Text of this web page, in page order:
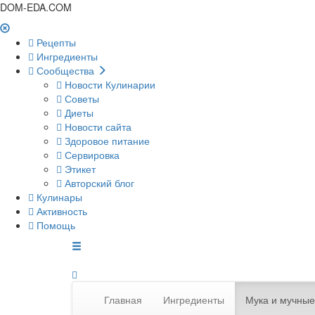
DOM-EDA.COM
Рецепты
Ингредиенты
Сообщества
Новости Кулинарии
Советы
Диеты
Новости сайта
Здоровое питание
Сервировка
Этикет
Авторский блог
Кулинары
Активность
Помощь
Главная Ингредиенты Мука и